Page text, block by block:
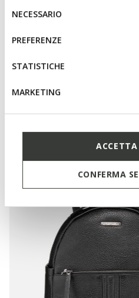
IMPOSTAZIONI potrai
altri strumenti di
informazioni o per
tue impostazioni, visita la
del
consenso
NECESSARIO
PREFERENZE
STATISTICHE
MARKETING
CONFERMA
You may also